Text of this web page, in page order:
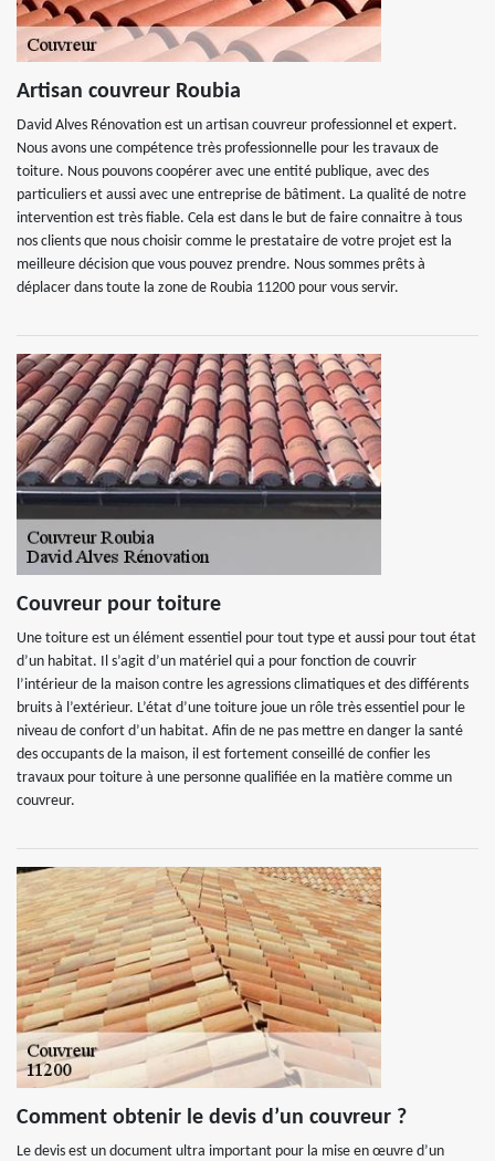
Artisan couvreur Roubia
David Alves Rénovation est un artisan couvreur professionnel et expert.
Nous avons une compétence très professionnelle pour les travaux de
toiture. Nous pouvons coopérer avec une entité publique, avec des
particuliers et aussi avec une entreprise de bâtiment. La qualité de notre
intervention est très fiable. Cela est dans le but de faire connaitre à tous
nos clients que nous choisir comme le prestataire de votre projet est la
meilleure décision que vous pouvez prendre. Nous sommes prêts à
déplacer dans toute la zone de Roubia 11200 pour vous servir.
Couvreur pour toiture
Une toiture est un élément essentiel pour tout type et aussi pour tout état
d’un habitat. Il s’agit d’un matériel qui a pour fonction de couvrir
l’intérieur de la maison contre les agressions climatiques et des différents
bruits à l’extérieur. L’état d’une toiture joue un rôle très essentiel pour le
niveau de confort d’un habitat. Afin de ne pas mettre en danger la santé
des occupants de la maison, il est fortement conseillé de confier les
travaux pour toiture à une personne qualifiée en la matière comme un
couvreur.
Comment obtenir le devis d’un couvreur ?
Le devis est un document ultra important pour la mise en œuvre d’un